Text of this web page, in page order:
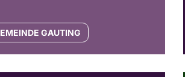
GAUTING